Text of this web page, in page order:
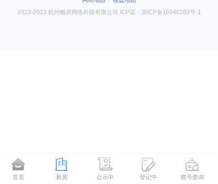
2013-2021 杭州畅房网络科技有限公司 ICP证：浙ICP备16040283号-1
首页 新房 公示中 登记中 摇号查询